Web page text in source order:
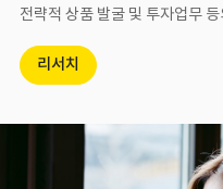
전략적 상품 발굴 및 투자업무
리서치